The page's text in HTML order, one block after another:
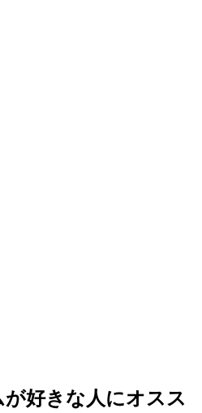
好きな人にオスス